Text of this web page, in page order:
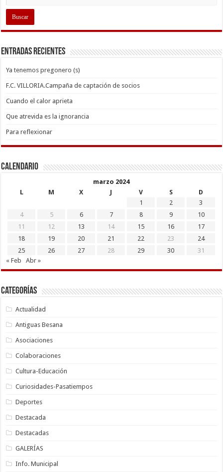
Entradas recientes
Ya tenemos pregonero (s)
F.C. VILLORIA.Campaña de captación de socios
Cuando el calor aprieta
Que atrevida es la ignorancia
Para reflexionar
Calendario
marzo 2024
L
M X J V S
D
1
2
3
4
5 6 7 8 9
10
11
12 13 14 15 16
17
18
19 20 21 22 23
24
25
26 27 28 29 30
31
« Feb
Abr »
Categorías
Actualidad
Antiguas Besana
Asociaciones
Colaboraciones
Cultura-Educación
Curiosidades-Pasatiempos
Deportes
Destacada
Destacadas
GALERÍAS
Info. Municipal